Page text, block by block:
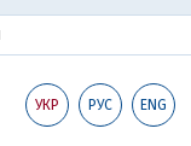
УКР РУС ENG